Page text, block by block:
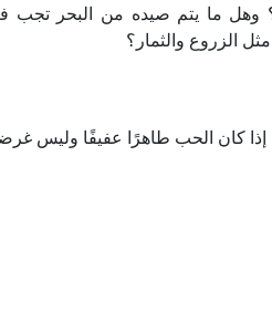
وهل ما يتم صيده من البحر تجب
الزروع والثمار؟
كان الحب طاهرًا عفيفًا وليس